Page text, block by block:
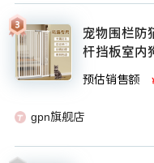
宠物围栏防
杆挡板室内
预估销售额
gpn旗舰店